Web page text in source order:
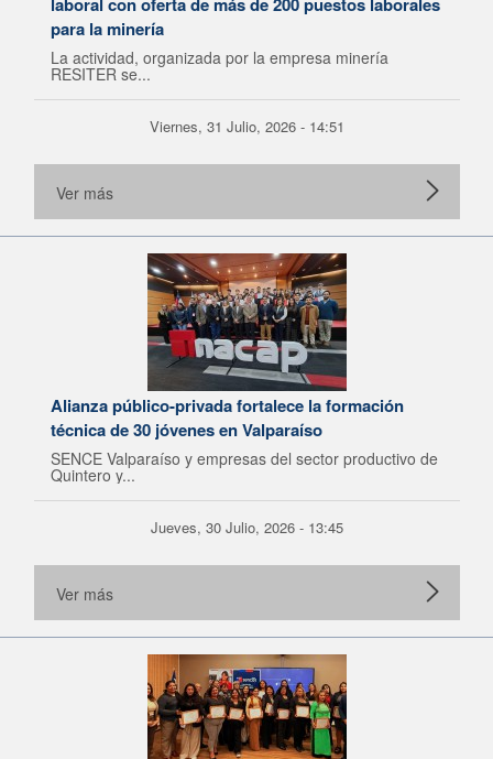
para la minería
La actividad, organizada por la empresa minería
RESITER se...
Viernes, 31 Julio, 2026 - 14:51
Ver más
Alianza público-privada fortalece la formación
técnica de 30 jóvenes en Valparaíso
SENCE Valparaíso y empresas del sector productivo de
Quintero y...
Jueves, 30 Julio, 2026 - 13:45
Ver más